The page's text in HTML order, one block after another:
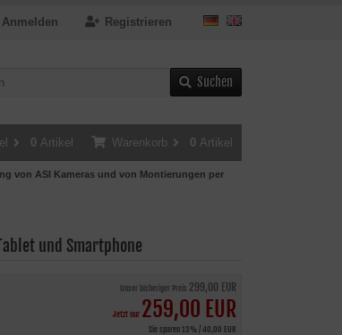
Registrieren
Anmelden
Suchen
Warenkorb 0 Artikel
0 Artikel
von ASI Kameras und von Montierungen per
und Smartphone
Unser bisheriger Preis 299,00 EUR
Jetzt nur 259,00 EUR
Sie sparen 13% / 40,00 EUR